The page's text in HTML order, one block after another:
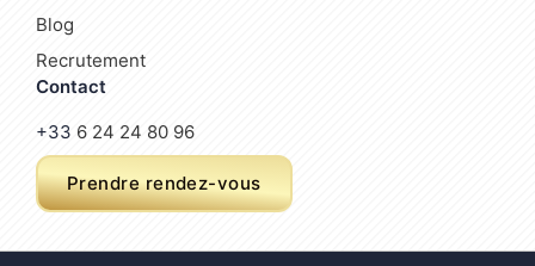
Blog
Recrutement
Contact
+33 6 24 24 80 96
Prendre rendez-vous